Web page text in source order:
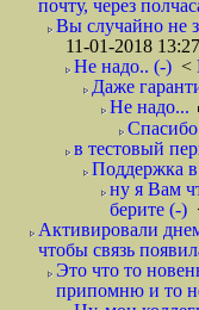
почту, через
Вы случайно не
11-01-2018 13:27
Не надо.. (-) <
Даже
Не надо...
в тестовый
Поддержка
ну я Вам
берите (-)
Активировали
чтобы связь
Это что то
припомню и то